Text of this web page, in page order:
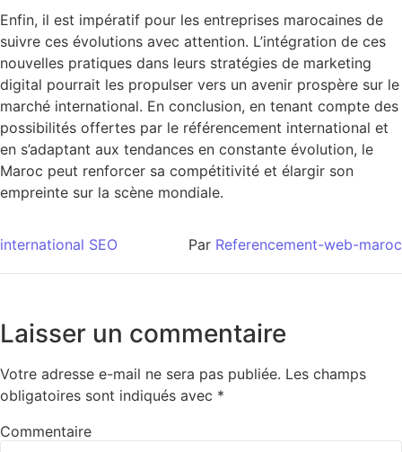
Enfin, il est impératif pour les entreprises marocaines de
suivre ces évolutions avec attention. L’intégration de ces
nouvelles pratiques dans leurs stratégies de marketing
digital pourrait les propulser vers un avenir prospère sur le
marché international. En conclusion, en tenant compte des
possibilités offertes par le référencement international et
en s’adaptant aux tendances en constante évolution, le
Maroc peut renforcer sa compétitivité et élargir son
empreinte sur la scène mondiale.
international SEO Par Referencement-web-maroc
Laisser un commentaire
Votre adresse e-mail ne sera pas publiée. Les champs
obligatoires sont indiqués avec *
Commentaire